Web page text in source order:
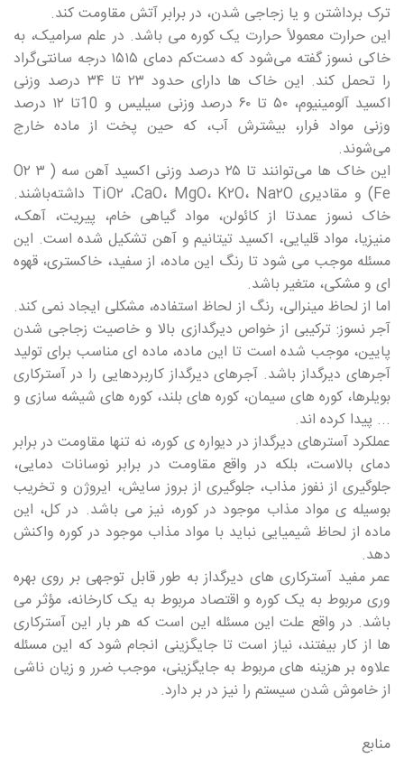
ترک برداشتن و یا زجاجی شدن، در برابر آتش مقاومت کند.
این حرارت معمولاً حرارت یک کوره می باشد. در علم سرامیک، به
خاکی نسوز گفته می‌شود که دست‌کم دمای ۱۵۱۵ درجه سانتی‌گراد
را تحمل کند. این خاک ها دارای حدود ۲۳ تا ۳۴ درصد وزنی
اکسید آلومینیوم، ۵۰ تا ۶۰ درصد وزنی سیلیس و 10تا ۱۲ درصد
وزنی مواد فرار، بیشترش آب، که حین پخت از ماده خارج
می‌شوند.
این خاک ها می‌توانند تا ۲۵ درصد وزنی اکسید آهن سه ( ۳ O۲
Fe) و مقادیری TiO۲ ،CaO، MgO، K۲O، Na۲O داشته‌باشند.
خاک نسوز عمدتا از کائولن، مواد گیاهی خام، پیریت، آهک،
منیزیا، مواد قلیایی، اکسید تیتانیم و آهن تشکیل شده است. این
مسئله موجب می شود تا رنگ این ماده، از سفید، خاکستری، قهوه
ای و مشکی، متغیر باشد.
اما از لحاظ مینرالی، رنگ از لحاظ استفاده، مشکلی ایجاد نمی کند.
آجر نسوز: ترکیبی از خواص دیرگدازی بالا و خاصیت زجاجی شدن
پایین، موجب شده است تا این ماده، ماده ای مناسب برای تولید
آجرهای دیرگداز باشد. آجرهای دیرگداز کاربردهایی را در آسترکاری
بویلرها، کوره های سیمان، کوره های بلند، کوره های شیشه سازی و
... پیدا کرده اند.
عملکرد آسترهای دیرگداز در دیواره ی کوره، نه تنها مقاومت در برابر
دمای بالاست، بلکه در واقع مقاومت در برابر نوسانات دمایی،
جلوگیری از نفوز مذاب، جلوگیری از بروز سایش، ایروژن و تخریب
بوسیله ی مواد مذاب موجود در کوره، نیز می باشد. در کل، این
ماده از لحاظ شیمیایی نباید با مواد مذاب موجود در کوره واکنش
دهد.
عمر مفید آسترکاری های دیرگداز به طور قابل توجهی بر روی بهره
وری مربوط به یک کوره و اقتصاد مربوط به یک کارخانه، مؤثر می
باشد. در واقع علت این مسئله این است که هر بار این آسترکاری
ها از کار بیفتند، نیاز است تا جایگزینی انجام شود که این مسئله
علاوه بر هزینه های مربوط به جایگزینی، موجب ضرر و زیان ناشی
از خاموش شدن سیستم را نیز در بر دارد.
منابع